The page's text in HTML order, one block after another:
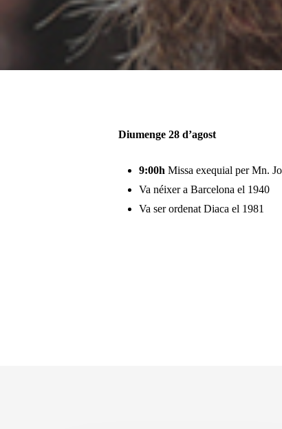
Pulsa enter per cercar o ESC per tancar
Diumenge 28 d’agost
9:00h Missa exequial per Mn.
Va néixer a Barcelona el 1940
Va ser ordenat Diaca el 1981